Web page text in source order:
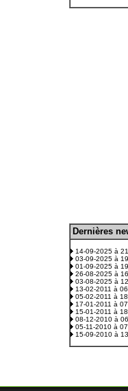
Dernières
14-09-2025 à
03-09-2025 à
01-09-2025 à
26-08-2025 à
03-08-2025 à
13-02-2011 à
05-02-2011 à
17-01-2011 à
15-01-2011 à
08-12-2010 à
05-11-2010 à
15-09-2010 à